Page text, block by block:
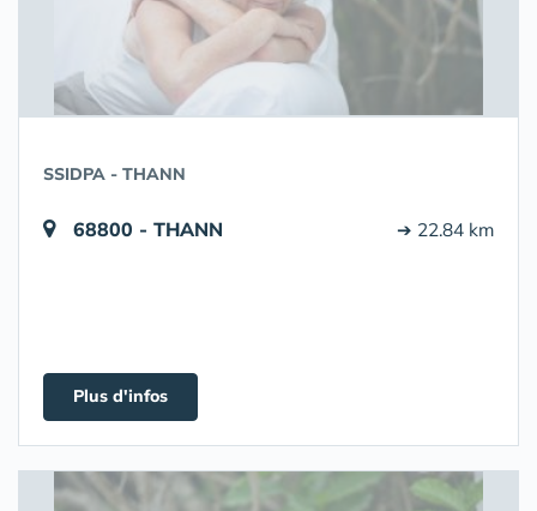
SSIDPA - THANN
68800 - THANN ➔ 22.84 km
Plus d'infos